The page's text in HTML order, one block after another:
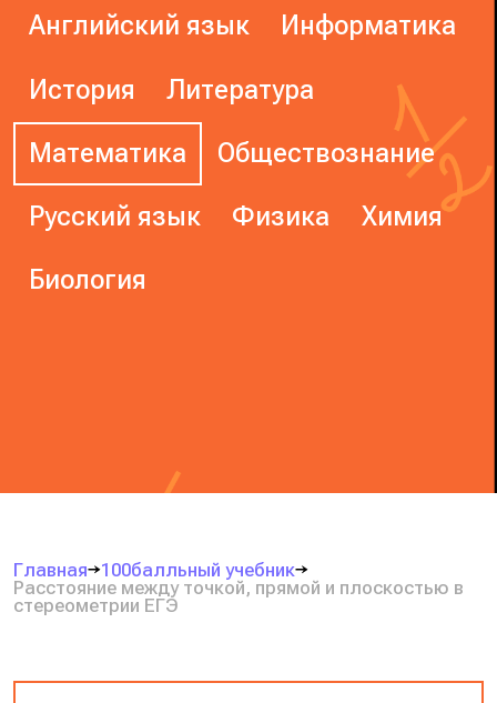
Английский язык Информатика
История Литература
Математика Обществознание
Русский язык Физика Химия
Биология
Главная
100балльный учебник
Расстояние между точкой, прямой и плоскостью в
стереометрии ЕГЭ